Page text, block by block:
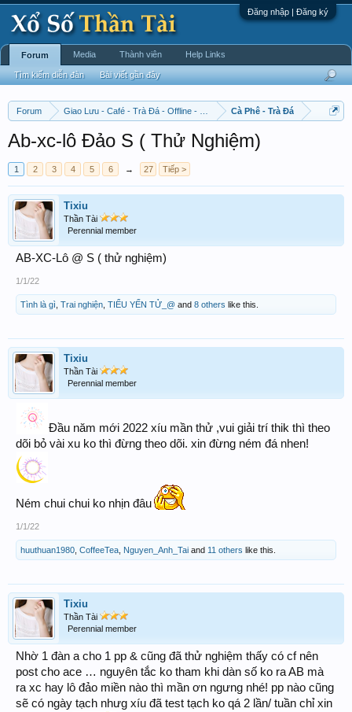
Đăng nhập | Đăng ký
Forum Giao Lưu - Café - Trà Đá - Offline - Tỉnh Tò Hihi!Cà Phê - Trà Đá
Ab-xc-lô Đảo S ( Thử Nghiệm)
1 2 3 4 5 6 → 27 Tiếp >
Tixiu
Thần Tài
Perennial member
AB-XC-Lô @ S ( thử nghiệm)
1/1/22
Tình là gì Trai nghiện TIỂU YẾN TỬ_@ and 8 others like this.
Tixiu
Thần Tài
Perennial member
Đầu năm mới 2022 xíu mần thử ,vui giải trí thik thì theo
dõi bỏ vài xu ko thì đừng theo dõi. xin đừng ném đá nhen!
Ném chui chui ko nhịn đâu
1/1/22
huuthuan1980 CoffeeTea Nguyen_Anh_Tai and 11 others like this.
Tixiu
Thần Tài
Perennial member
Nhờ 1 đàn a cho 1 pp & cũng đã thử nghiệm thấy có cf nên
post cho ace … nguyên tắc ko tham khi dàn số ko ra AB mà
ra xc hay lô đảo miền nào thì mần ơn ngưng nhé! pp nào cũng
sẽ có ngày tạch nhưg xíu đã test tạch ko qá 2 lần/ tuần chỉ xin
Forum
Tìm kiếm diễn đàn Bài viết gần đây
Media Thành viên Help Links